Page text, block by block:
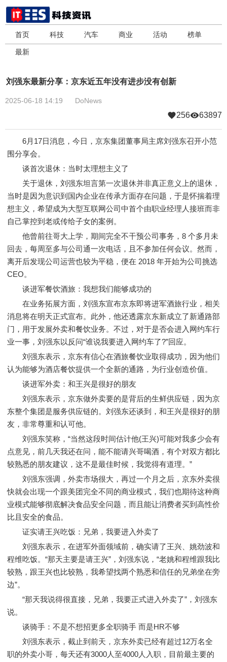
首页 科技 汽车 商业 活动 榜单
最新
刘强东最新分享：京东近五年没有进步没有创新
2025-06-18 14:19 DoNews
256 63897
6月17日消息，今日，京东集团董事局主席刘强东召开小范
围分享会。
谈首次退休：当时太理想主义了
关于退休，刘强东坦言第一次退休并非真正意义上的退休，
当时是因为意识到国内企业在传承方面存在问题，于是怀揣着理
想主义，希望成为大型互联网公司中首个由职业经理人接班而非
自己掌控到老或传给子女的案例。
他曾前往哥大上学，期间完全不干预公司事务，8 个多月未
回去，每周至多与公司通一次电话，且不参加任何会议。然而，
离开后发现公司运营也较为平稳，便在 2018 年开始为公司挑选
CEO。
谈进军餐饮酒旅：我想我们能够成功的
在业务拓展方面，刘强东宣布京东即将进军酒旅行业，相关
消息将在明天正式宣布。此外，他还透露京东新成立了新通路部
门，用于发展外卖和餐饮业务。不过，对于是否会进入网约车行
业一事，刘强东以反问“谁说我要进入网约车了?”回应。
刘强东表示，京东有信心在酒旅餐饮业取得成功，因为他们
认为能够为酒店餐饮提供一个全新的通路，为行业创造价值。
谈进军外卖：和王兴是很好的朋友
刘强东表示，京东做外卖要的是背后的生鲜供应链，因为京
东整个集团是服务供应链的。刘强东还谈到，和王兴是很好的朋
友，非常尊重和认可他。
刘强东笑称，“当然这段时间估计他(王兴)可能对我多少会有
点意见，前几天我还在问，能不能请兴哥喝酒，有个对双方都比
较熟悉的朋友建议，这不是最佳时候，我觉得有道理。”
刘强东强调，外卖市场很大，再过一个月之后，京东外卖很
快就会出现一个跟美团完全不同的商业模式，我们也期待这种商
业模式能够彻底解决食品安全问题，而且能让消费者买到高性价
比且安全的食品。
证实请王兴吃饭：兄弟，我要进入外卖了
刘强东表示，在进军外面领域前，确实请了王兴、姚劲波和
程维吃饭。“那天主要是请王兴”，刘强东说，“老姚和程维跟我比
较熟，跟王兴也比较熟，我希望找两个熟悉和信任的兄弟坐在旁
边”。
“那天我说得很直接，兄弟，我要正式进入外卖了”，刘强东
说。
谈骑手：不是不想招更多全职骑手 而是HR不够
刘强东表示，截止到前天，京东外卖已经有超过12万名全
职的外卖小哥，每天还有3000人至4000人入职，目前最主要的